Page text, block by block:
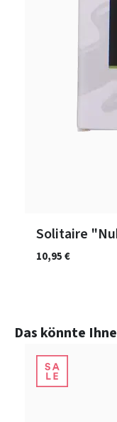
Solitaire
10,95 €
Produktgalerie
Das könnte